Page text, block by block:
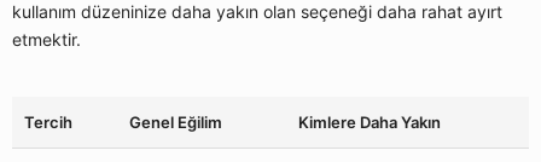
kullanım düzeninize daha yakın olan seçeneği daha rahat ayırt
etmektir.
Tercih Genel Eğilim Kimlere Daha Yakın